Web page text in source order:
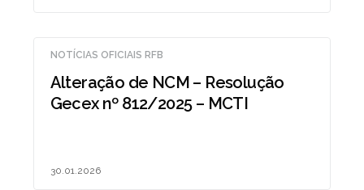
NOTÍCIAS OFICIAIS RFB
Alteração de NCM – Resolução
Gecex nº 812/2025 – MCTI
30.01.2026